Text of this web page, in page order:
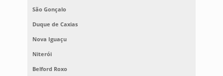
São Gonçalo
Duque de Caxias
Nova Iguaçu
Niterói
Belford Roxo